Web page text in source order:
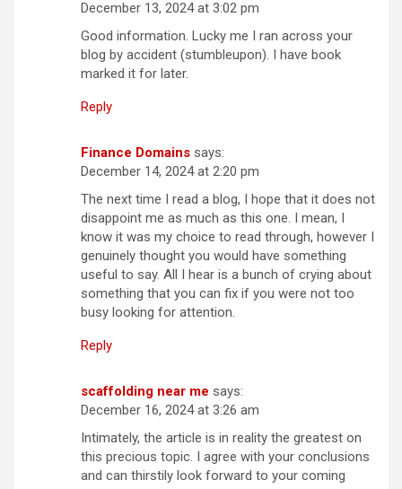
December 13, 2024 at 3:02 pm
Good information. Lucky me I ran across your
blog by accident (stumbleupon). I have book
marked it for later.
Reply
Finance Domains says:
December 14, 2024 at 2:20 pm
The next time I read a blog, I hope that it does not
disappoint me as much as this one. I mean, I
know it was my choice to read through, however I
genuinely thought you would have something
useful to say. All I hear is a bunch of crying about
something that you can fix if you were not too
busy looking for attention.
Reply
scaffolding near me says:
December 16, 2024 at 3:26 am
Intimately, the article is in reality the greatest on
this precious topic. I agree with your conclusions
and can thirstily look forward to your coming